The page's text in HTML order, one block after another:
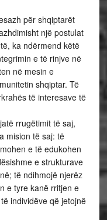
për shqiptarët
një postulat
ka ndërmend këtë
e të rinjve në
në mesin e
shqiptar. Të
të interesave të
rrugëtimit të saj,
mision të saj: të
e të edukohen
e strukturave
të ndihmojë njerëz
e tyre kanë rritjen e
individëve që jetojnë